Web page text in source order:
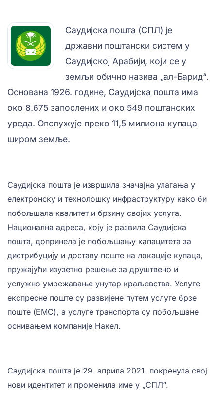
Саудијска пошта (СПЛ) је
државни поштански систем у
Саудијској Арабији, који се у
земљи обично назива „ал-Барид“.
Основана 1926. године, Саудијска пошта има
око 8.675 запослених и око 549 поштанских
уреда. Опслужује преко 11,5 милиона купаца
широм земље.
Саудијска пошта је извршила значајна улагања у
електронску и технолошку инфраструктуру како би
побољшала квалитет и брзину својих услуга.
Национална адреса, коју је развила Саудијска
пошта, допринела је побољшању капацитета за
дистрибуцију и доставу поште на локације купаца,
пружајући изузетно решење за друштвено и
услужно умрежавање унутар краљевства. Услуге
експресне поште су развијене путем услуге брзе
поште (ЕМС), а услуге транспорта су побољшане
оснивањем компаније Накел.
Саудијска пошта је 29. априла 2021. покренула свој
нови идентитет и променила име у „СПЛ“.